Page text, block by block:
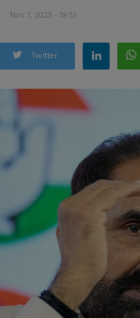
Nov 7, 2025 - 18:51
Twitter